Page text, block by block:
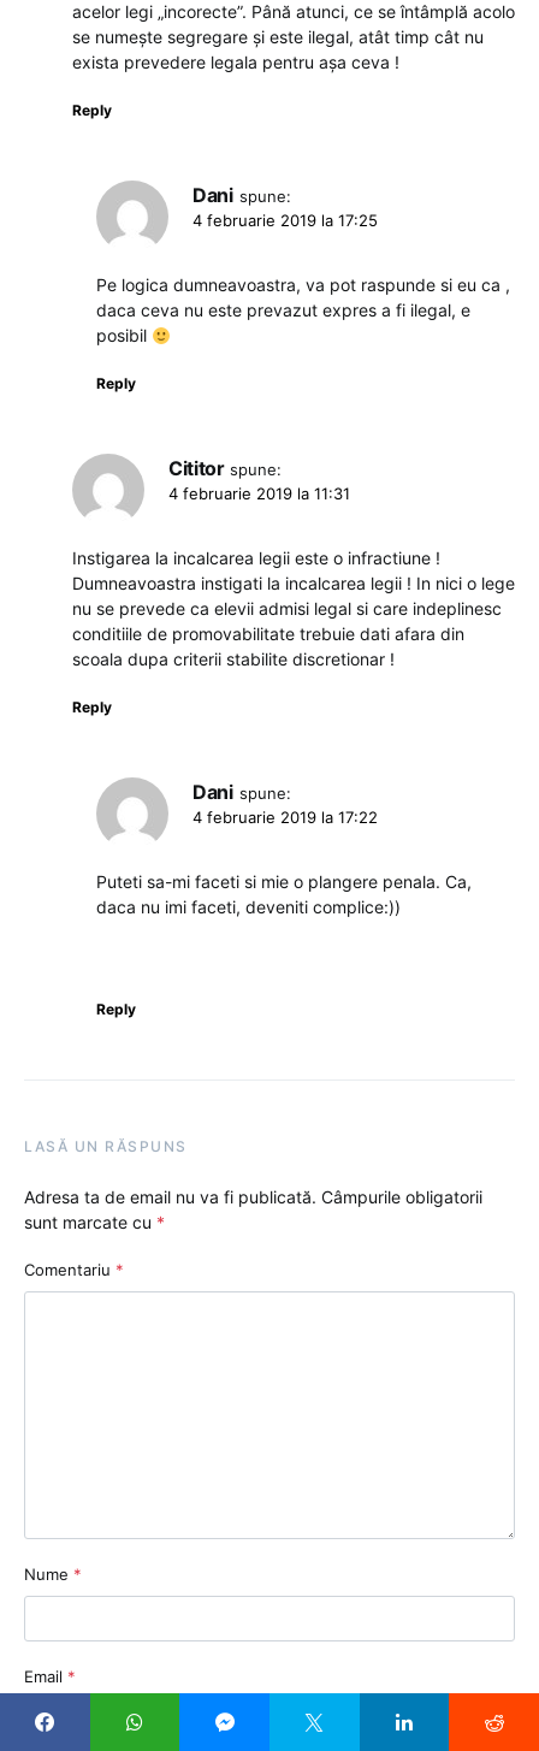
acelor legi „incorecte”. Până atunci, ce se întâmplă acolo
se numește segregare și este ilegal, atât timp cât nu
exista prevedere legala pentru așa ceva !
Reply
Dani spune:
4 februarie 2019 la 17:25
Pe logica dumneavoastra, va pot raspunde si eu ca ,
daca ceva nu este prevazut expres a fi ilegal, e
posibil
Reply
Cititor spune:
4 februarie 2019 la 11:31
Instigarea la incalcarea legii este o infractiune !
Dumneavoastra instigati la incalcarea legii ! In nici o lege
nu se prevede ca elevii admisi legal si care indeplinesc
conditiile de promovabilitate trebuie dati afara din
scoala dupa criterii stabilite discretionar !
Reply
Dani spune:
4 februarie 2019 la 17:22
Puteti sa-mi faceti si mie o plangere penala. Ca,
daca nu imi faceti, deveniti complice:))
Reply
LASĂ UN RĂSPUNS
Adresa ta de email nu va fi publicată. Câmpurile obligatorii
sunt marcate cu *
Comentariu *
Nume *
Email *